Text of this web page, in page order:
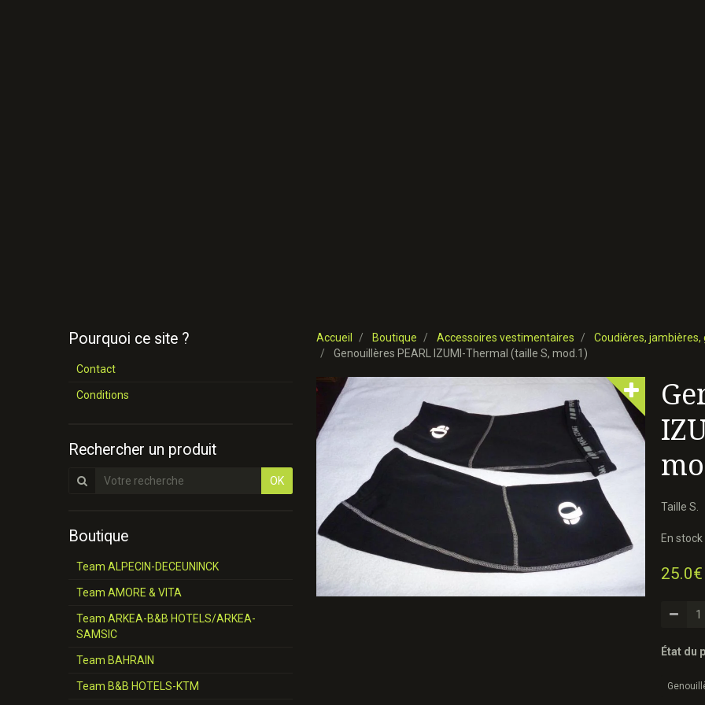
Accueil Boutique Accessoires vestimentaires
Coudières, jambières,
Genouillères PEARL IZUMI-Thermal (taille S, mod.1)
Taille S.
En stock
État du
Pourquoi ce site ?
Contact
Conditions
Rechercher un produit
OK
Boutique
Team ALPECIN-DECEUNINCK
Team AMORE & VITA
Team ARKEA-B&B HOTELS/ARKEA-
SAMSIC
Team BAHRAIN
Team B&B HOTELS-KTM